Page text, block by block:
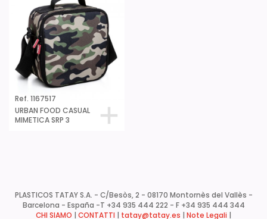
Ref. 1167517
URBAN FOOD CASUAL
MIMETICA SRP 3
PLASTICOS TATAY S.A. - C/Besòs, 2 - 08170 Montornès del Vallès -
Barcelona - España -T +34 935 444 222 - F +34 935 444 344
CHI SIAMO
CONTATTI tatay@tatay.es Note Legali